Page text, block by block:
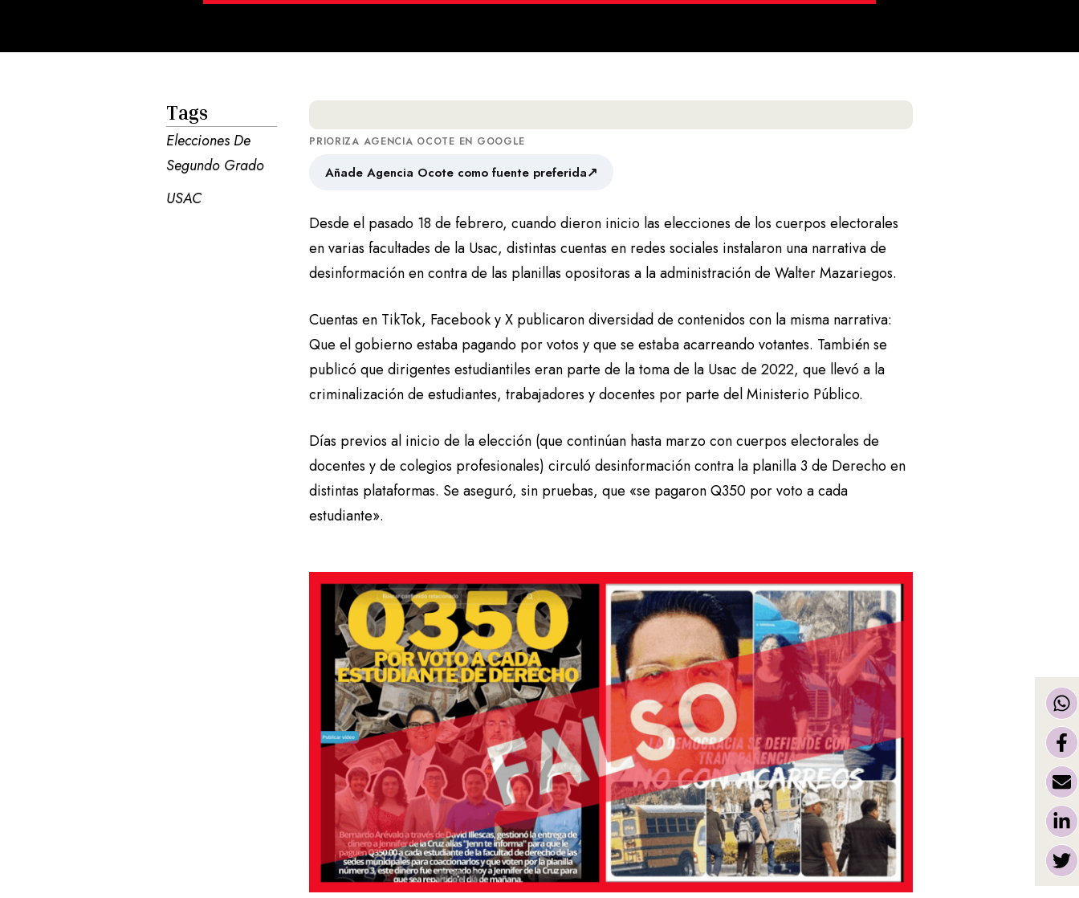
Tags
Elecciones De
Segundo Grado
USAC
PRIORIZA AGENCIA OCOTE EN GOOGLE
Añade Agencia Ocote como fuente preferida↗
Desde el pasado 18 de febrero, cuando dieron inicio las elecciones de los cuerpos electorales
en varias facultades de la Usac, distintas cuentas en redes sociales instalaron una narrativa de
desinformación en contra de las planillas opositoras a la administración de Walter Mazariegos.
Cuentas en TikTok, Facebook y X publicaron diversidad de contenidos con la misma narrativa:
Que el gobierno estaba pagando por votos y que se estaba acarreando votantes. También se
publicó que dirigentes estudiantiles eran parte de la toma de la Usac de 2022, que llevó a la
criminalización de estudiantes, trabajadores y docentes por parte del Ministerio Público.
Días previos al inicio de la elección (que continúan hasta marzo con cuerpos electorales de
docentes y de colegios profesionales) circuló desinformación contra la planilla 3 de Derecho en
distintas plataformas. Se aseguró, sin pruebas, que «se pagaron Q350 por voto a cada
estudiante».